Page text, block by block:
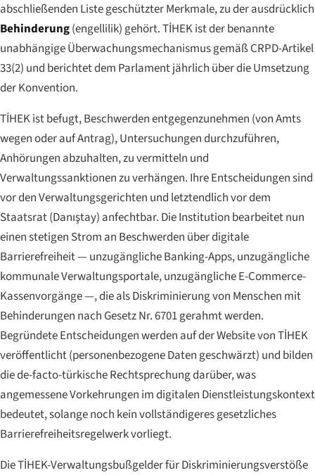
abschließenden Liste geschützter Merkmale, zu der ausdrücklich
Behinderung(engellilik) gehört. TİHEK ist der benannte
unabhängige Überwachungsmechanismus gemäß CRPD-Artikel
33(2) und berichtet dem Parlament jährlich über die Umsetzung
der Konvention.
TİHEK ist befugt, Beschwerden entgegenzunehmen (von Amts
wegen oder auf Antrag), Untersuchungen durchzuführen,
Anhörungen abzuhalten, zu vermitteln und
Verwaltungssanktionen zu verhängen. Ihre Entscheidungen sind
vor den Verwaltungsgerichten und letztendlich vor dem
Staatsrat (Danıştay) anfechtbar. Die Institution bearbeitet nun
einen stetigen Strom an Beschwerden über digitale
Barrierefreiheit — unzugängliche Banking-Apps, unzugängliche
kommunale Verwaltungsportale, unzugängliche E-Commerce-
Kassenvorgänge —, die als Diskriminierung von Menschen mit
Behinderungen nach Gesetz Nr. 6701 gerahmt werden.
Begründete Entscheidungen werden auf der Website von TİHEK
veröffentlicht (personenbezogene Daten geschwärzt) und bilden
die de-facto-türkische Rechtsprechung darüber, was
angemessene Vorkehrungen im digitalen Dienstleistungskontext
bedeutet, solange noch kein vollständigeres gesetzliches
Barrierefreiheitsregelwerk vorliegt.
Die TİHEK-Verwaltungsbußgelder für Diskriminierungsverstöße